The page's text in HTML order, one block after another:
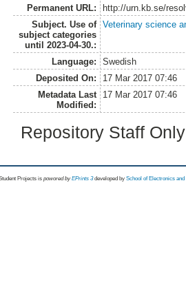
Permanent URL:
http://urn.kb.se/
Subject. Use of
subject categories
until 2023-04-30.:
Veterinary science
Language:
Swedish
Deposited On:
17 Mar 2017 07:46
Metadata Last
Modified:
17 Mar 2017 07:46
Repository Staff
Projects is powored byEPrints 3 developed by School of Electronics